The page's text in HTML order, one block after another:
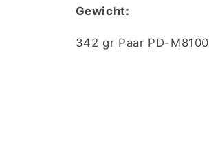
Gewicht:
342 gr Paar PD-M8100